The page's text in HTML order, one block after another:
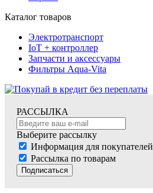
Каталог товаров
Электротранспорт
IoT + контроллер
Запчасти и аксессуары
Фильтры Aqua-Vita
РАССЫЛКА
Выберите рассылку
Информация для покупателей
Рассылка по товарам
Подписаться